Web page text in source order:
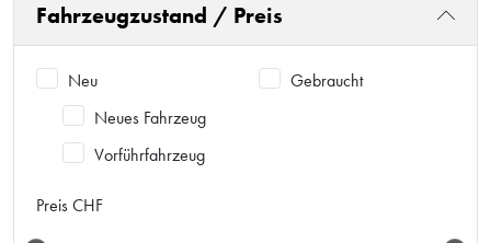
Fahrzeugzustand / Preis
Neu
Neues Fahrzeug
Vorführfahrzeug
Gebraucht
Preis CHF